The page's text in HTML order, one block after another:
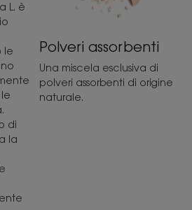
L. è
le
di
la
Polveri assorbenti
Una miscela esclusiva di
polveri assorbenti di origine
naturale.